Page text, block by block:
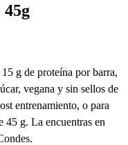
g de proteína por barra,
vegana y sin sellos de
entrenamiento, o para
45 g. La encuentras en